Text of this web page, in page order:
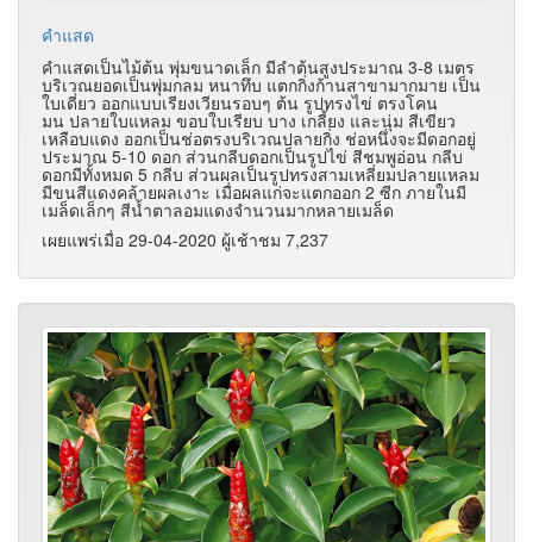
คำแสด
คำแสดเป็นไม้ต้น พุ่มขนาดเล็ก มีลำต้นสูงประมาณ 3-8 เมตร
บริเวณยอดเป็นพุ่มกลม หนาทึบ แตกกิ่งก้านสาขามากมาย เป็น
ใบเดี่ยว ออกแบบเรียงเวียนรอบๆ ต้น รูปทรงไข่ ตรงโคน
มน ปลายใบแหลม ขอบใบเรียบ บาง เกลี้ยง และนุ่ม สีเขียว
เหลือบแดง ออกเป็นช่อตรงบริเวณปลายกิ่ง ช่อหนึ่งจะมีดอกอยู่
ประมาณ 5-10 ดอก ส่วนกลีบดอกเป็นรูปไข่ สีชมพูอ่อน กลีบ
ดอกมีทั้งหมด 5 กลีบ ส่วนผลเป็นรูปทรงสามเหลี่ยมปลายแหลม
มีขนสีแดงคล้ายผลเงาะ เมื่อผลแก่จะแตกออก 2 ซีก ภายในมี
เมล็ดเล็กๆ สีน้ำตาลอมแดงจำนวนมากหลายเมล็ด
เผยแพร่เมื่อ 29-04-2020 ผู้เช้าชม 7,237